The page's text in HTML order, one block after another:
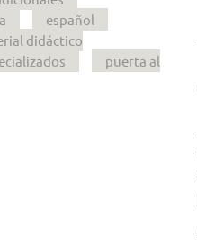
español
didáctico
puerta al